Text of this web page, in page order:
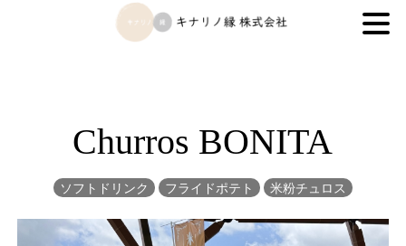
キナリノ縁株式会社
Churros BONITA
ソフトドリンク フライドポテト 米粉チュロス